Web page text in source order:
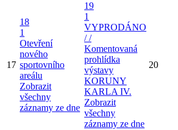
17
18
1
Otevření
nového
sportovního
areálu
Zobrazit
všechny
záznamy ze dne
19
1
VYPRODÁNO
/ /
Komentovaná
prohlídka
výstavy
KORUNY
KARLA IV.
Zobrazit
všechny
záznamy ze dne
20